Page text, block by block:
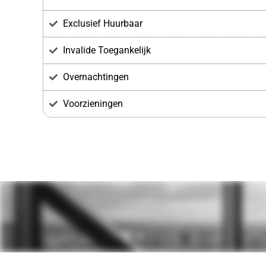
Exclusief Huurbaar
Invalide Toegankelijk
Overnachtingen
Voorzieningen